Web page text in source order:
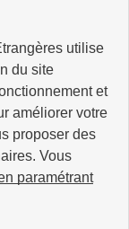
utilise
du site
et
améliorer votre
proposer des
Vous
paramétrant